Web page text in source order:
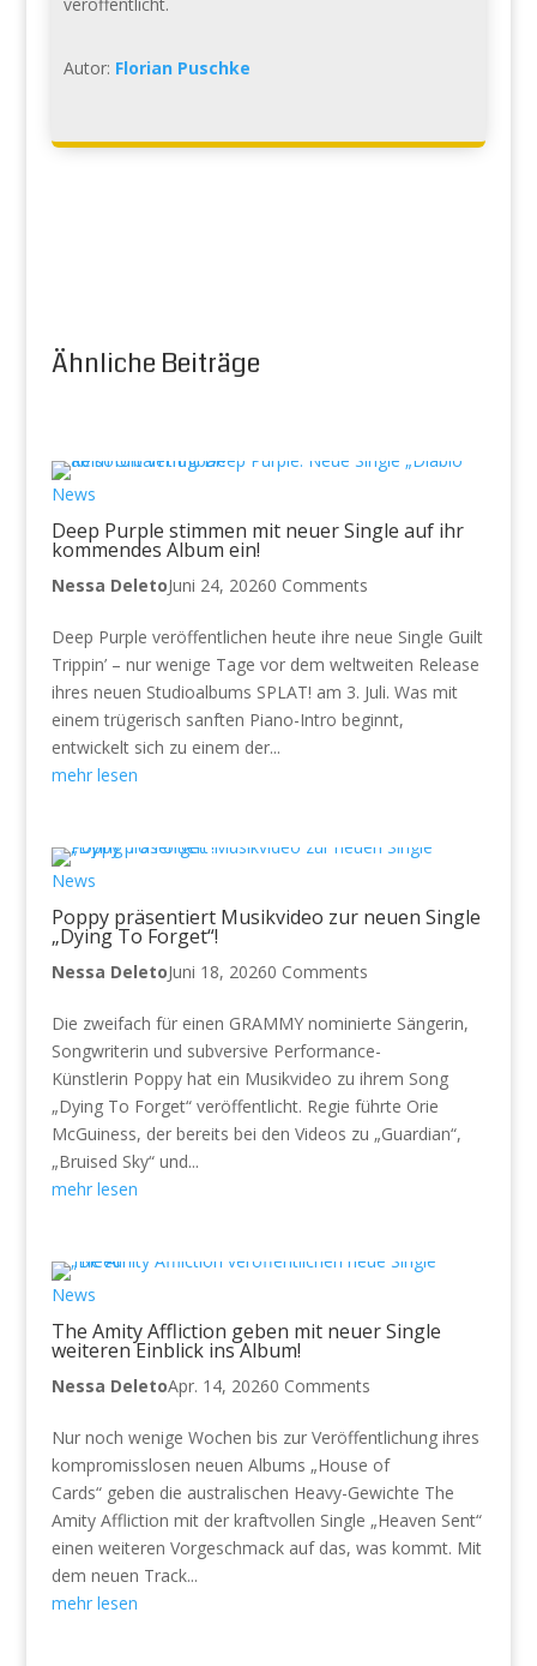
Autor: Florian Puschke
Ähnliche Beiträge
News
Deep Purple stimmen mit neuer Single auf ihr
kommendes Album ein!
Nessa DeletoJuni 24, 20260 Comments
Deep Purple veröffentlichen heute ihre neue Single Guilt
Trippin’ – nur wenige Tage vor dem weltweiten Release
ihres neuen Studioalbums SPLAT! am 3. Juli. Was mit
einem trügerisch sanften Piano-Intro beginnt,
entwickelt sich zu einem der...
mehr lesen
News
Poppy präsentiert Musikvideo zur neuen Single
„Dying To Forget“!
Nessa DeletoJuni 18, 20260 Comments
Die zweifach für einen GRAMMY nominierte Sängerin,
Songwriterin und subversive Performance-
Künstlerin Poppy hat ein Musikvideo zu ihrem Song
„Dying To Forget“ veröffentlicht. Regie führte Orie
McGuiness, der bereits bei den Videos zu „Guardian“,
„Bruised Sky“ und...
mehr lesen
News
The Amity Affliction geben mit neuer Single
weiteren Einblick ins Album!
Nessa DeletoApr. 14, 20260 Comments
Nur noch wenige Wochen bis zur Veröffentlichung ihres
kompromisslosen neuen Albums „House of
Cards“ geben die australischen Heavy-Gewichte The
Amity Affliction mit der kraftvollen Single „Heaven Sent“
einen weiteren Vorgeschmack auf das, was kommt. Mit
dem neuen Track...
mehr lesen